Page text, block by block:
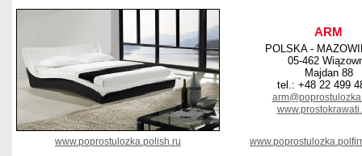
ARM
POLSKA -
05-462
Majdan 88
tel.: +48 22 499
www.poprostulozka.polish.ru